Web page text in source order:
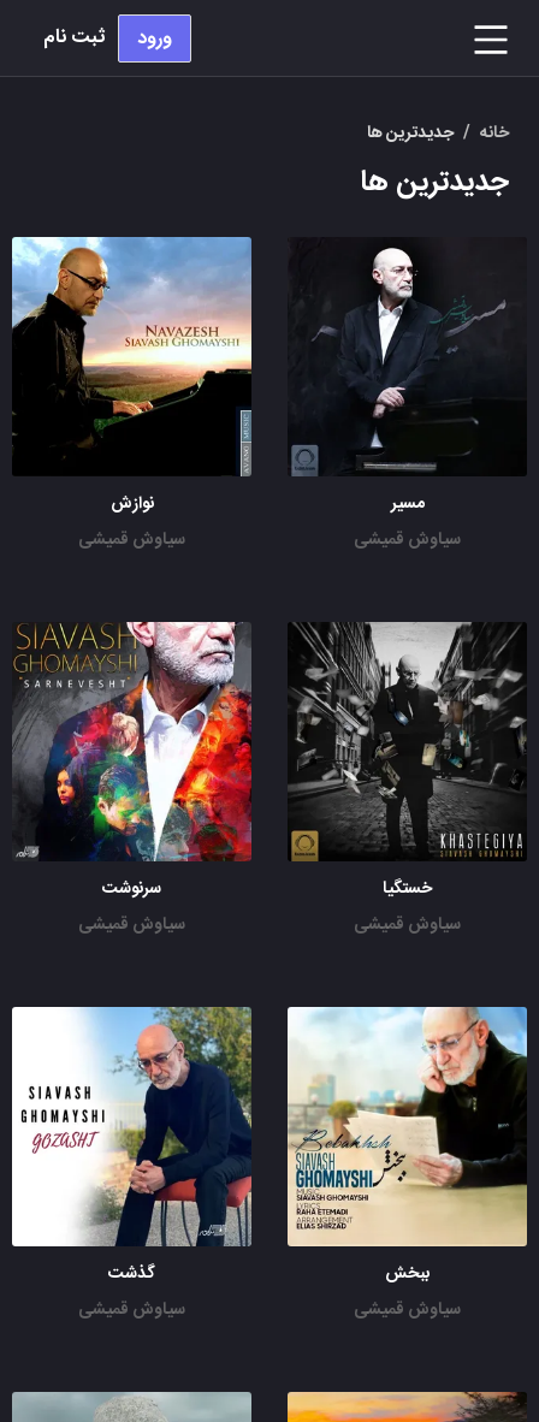
ورود ثبت نام
خانه / جدیدترین ها
جدیدترین ها
مسیر
سیاوش قمیشی
نوازش
سیاوش قمیشی
خستگیا
سیاوش قمیشی
سرنوشت
سیاوش قمیشی
ببخش
سیاوش قمیشی
گذشت
سیاوش قمیشی